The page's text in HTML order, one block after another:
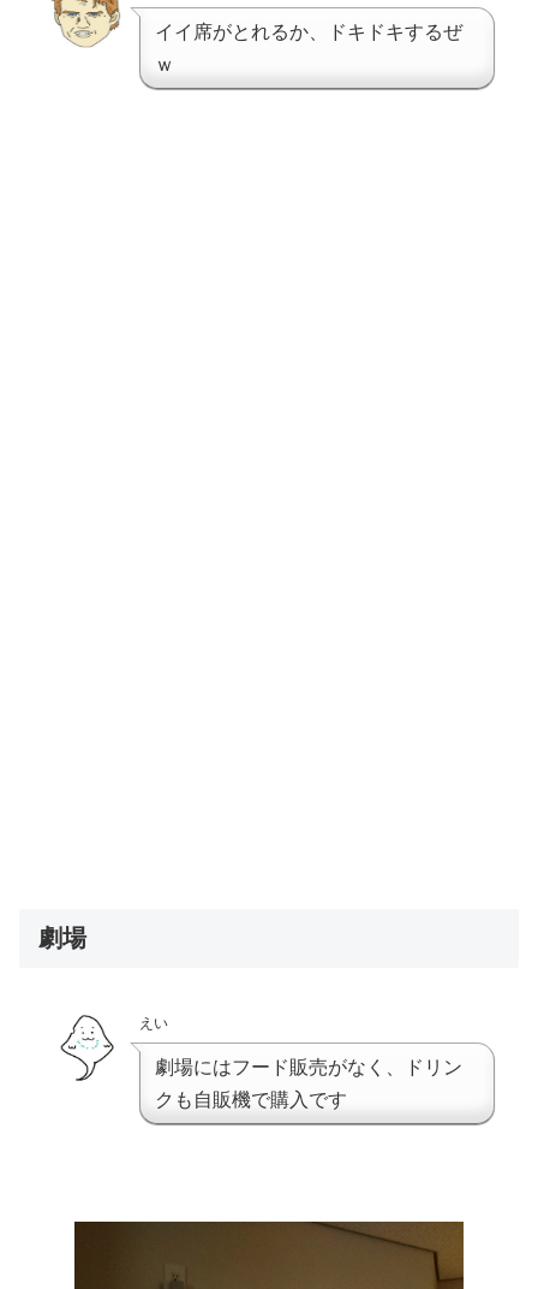
イイ席がとれるか、ドキドキするぜ
ｗ
劇場
えい
劇場にはフード販売がなく、ドリン
クも自販機で購入です